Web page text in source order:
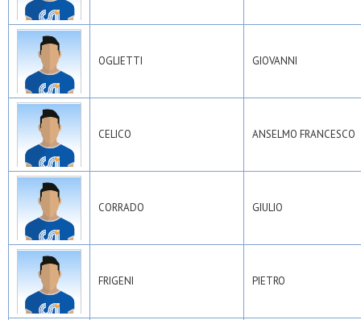
OGLIETTI GIOVANNI
CELICO ANSELMO FRANCESCO
CORRADO GIULIO
FRIGENI PIETRO